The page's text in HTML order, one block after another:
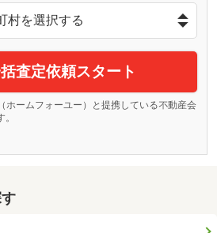
査定依頼スタート
ホームフォーユー）と提携している不動産会